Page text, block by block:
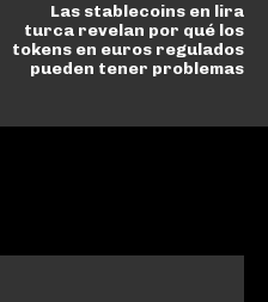
Las stablecoins en lira
turca revelan por qué los
tokens en euros regulados
pueden tener problemas